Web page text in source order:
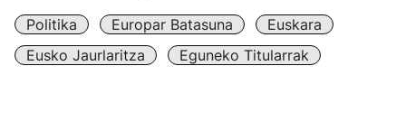
Politika Europar Batasuna
Euskara
Eusko Jaurlaritza
Eguneko Titularrak